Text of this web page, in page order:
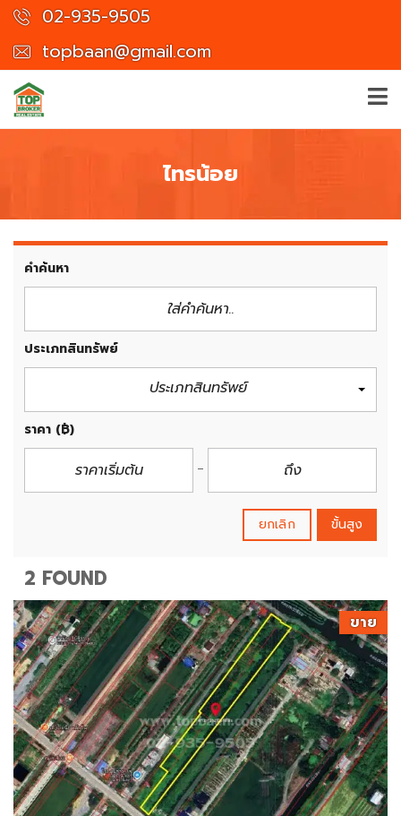
02-935-9505
topbaan@gmail.com
ไทรน้อย
คำค้นหา
ประเภทสินทรัพย์
ประเภทสินทรัพย์
ราคา (฿)
ยกเลิก ขั้นสูง
2 FOUND
ขาย